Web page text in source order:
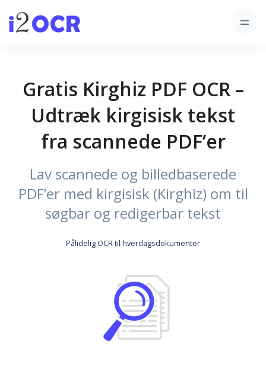
Gratis Kirghiz PDF OCR –
Udtræk kirgisisk tekst
fra scannede PDF’er
Lav scannede og billedbaserede
PDF’er med kirgisisk (Kirghiz) om til
søgbar og redigerbar tekst
Pålidelig OCR til hverdagsdokumenter